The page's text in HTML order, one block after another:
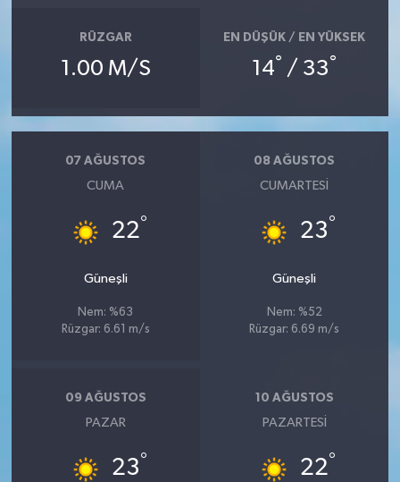
RÜZGAR
1.00 M/S
EN DÜŞÜK / EN YÜKSEK
14° / 33°
07 AĞUSTOS
CUMA
22°
Güneşli
Nem: %63
Rüzgar: 6.61 m/s
08 AĞUSTOS
CUMARTESI
23°
Güneşli
Nem: %52
Rüzgar: 6.69 m/s
09 AĞUSTOS
PAZAR
23°
10 AĞUSTOS
PAZARTESI
22°